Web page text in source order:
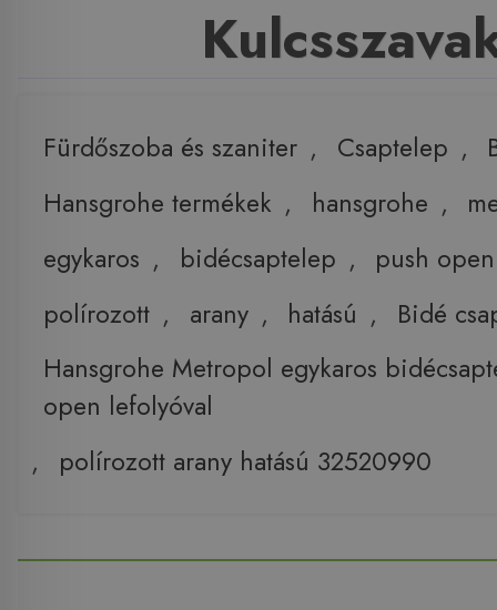
Fürdőszoba és szaniter , Csaptelep ,
Hansgrohe termékek , hansgrohe ,
egykaros , bidécsaptelep ,
push open
polírozott , arany , hatású ,
Bidé
Hansgrohe Metropol egykaros
open lefolyóval
,
polírozott arany hatású 32520990